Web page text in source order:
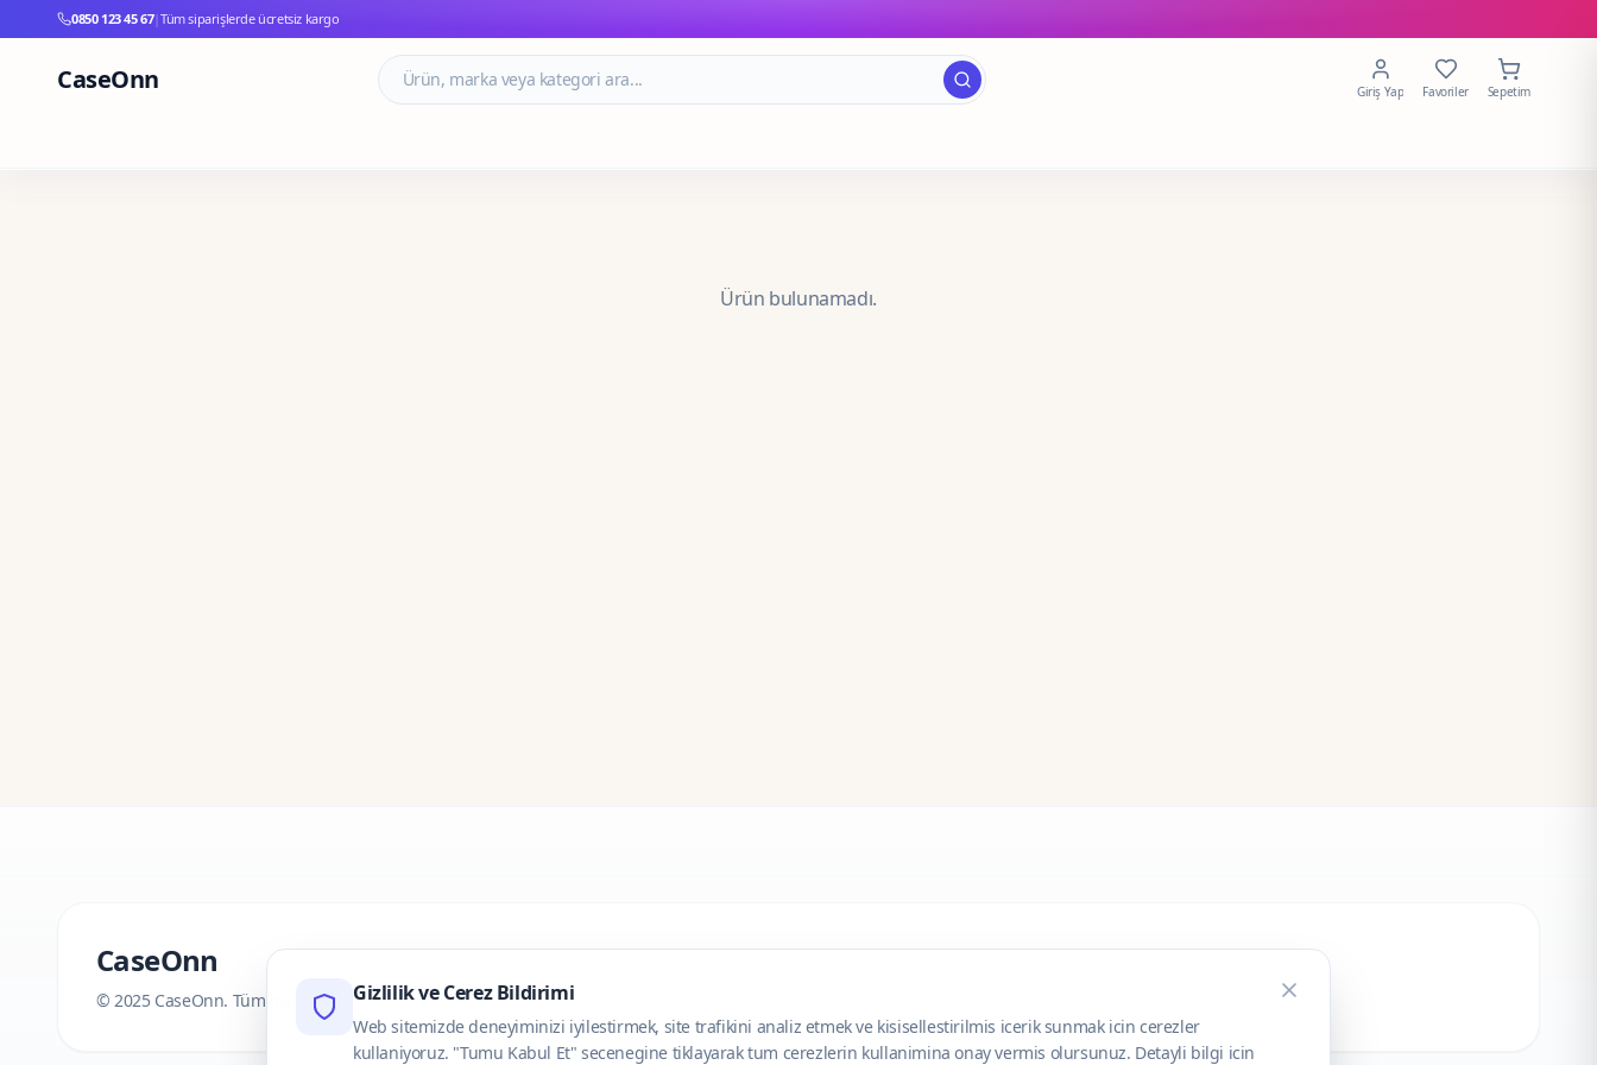
0850 123 45 67|Tüm siparişlerde ücretsiz kargo
CaseOnn Giriş Yap Favoriler Sepetim
Ürün bulunamadı.
CaseOnn
© 2025 CaseOnn. Tüm hakları saklıdır.Gizlilik ve Cerez Bildirimi
Web sitemizde deneyiminizi iyilestirmek, site trafikini analiz etmek ve kisisellestirilmis icerik sunmak icin cerezler
kullaniyoruz. "Tumu Kabul Et" secenegine tiklayarak tum cerezlerin kullanimina onay vermis olursunuz. Detayli bilgi icin